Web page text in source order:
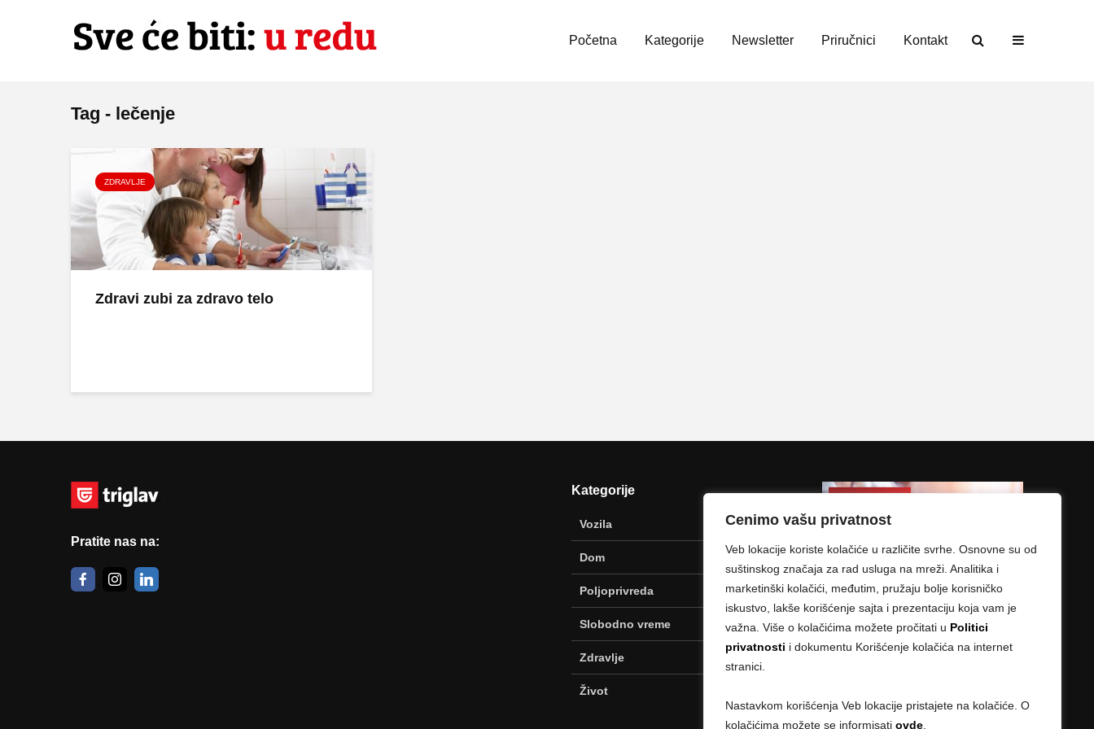
Cenimo vašu privatnost
Veb lokacije koriste kolačiće u različite svrhe. Osnovne su od
suštinskog značaja za rad usluga na mreži. Analitika i
marketinški kolačići, međutim, pružaju bolje korisničko
iskustvo, lakše korišćenje sajta i prezentaciju koja vam je
važna. Više o kolačićima možete pročitati u Politici
privatnosti i dokumentu Korišćenje kolačića na internet
stranici.
Nastavkom korišćenja Veb lokacije pristajete na kolačiće. O
kolačićima možete se informisati ovde
Početna Kategorije Newsletter Priručnici Kontakt
Tag - lečenje
ZDRAVLJE
Zdravi zubi za zdravo telo
Pratite nas na:
Kategorije
Vozila
Dom
Poljoprivreda
Slobodno vreme
Zdravlje
Život